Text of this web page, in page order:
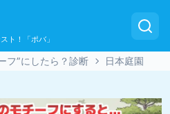
ト！「ポバ」
フ”にしたら？診断 日本庭園